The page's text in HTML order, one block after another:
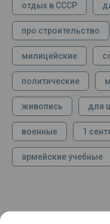
отдых в СССР
про строительство
милицейские
политические
живопись для
военные 1
армейские учебные